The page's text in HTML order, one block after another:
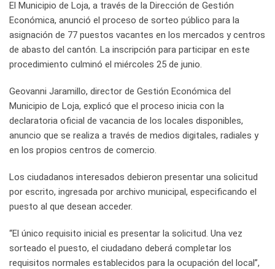
El Municipio de Loja, a través de la Dirección de Gestión
Económica, anunció el proceso de sorteo público para la
asignación de 77 puestos vacantes en los mercados y centros
de abasto del cantón. La inscripción para participar en este
procedimiento culminó el miércoles 25 de junio.
Geovanni Jaramillo, director de Gestión Económica del
Municipio de Loja, explicó que el proceso inicia con la
declaratoria oficial de vacancia de los locales disponibles,
anuncio que se realiza a través de medios digitales, radiales y
en los propios centros de comercio.
Los ciudadanos interesados debieron presentar una solicitud
por escrito, ingresada por archivo municipal, especificando el
puesto al que desean acceder.
“El único requisito inicial es presentar la solicitud. Una vez
sorteado el puesto, el ciudadano deberá completar los
requisitos normales establecidos para la ocupación del local”,